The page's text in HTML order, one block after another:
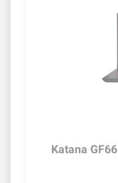
لپ تاپ گیمینگ 15.6 اینچ MSI مدل Katana GF66